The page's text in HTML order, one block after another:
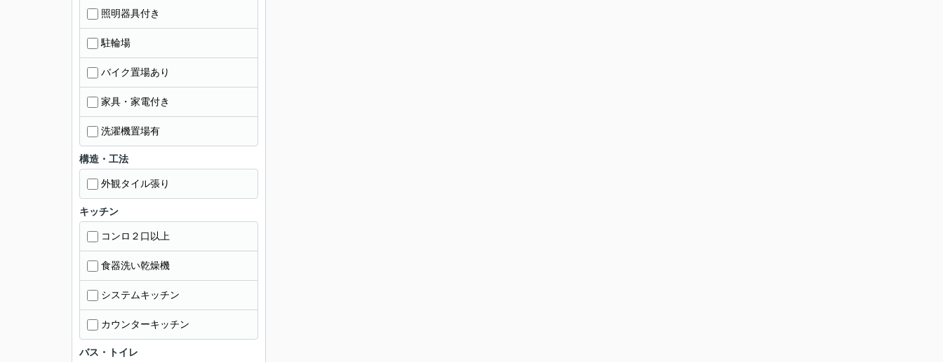
照明器具付き
駐輪場
バイク置場あり
家具・家電付き
洗濯機置場有
構造・工法
外観タイル張り
キッチン
コンロ２口以上
食器洗い乾燥機
システムキッチン
カウンターキッチン
バス・トイレ